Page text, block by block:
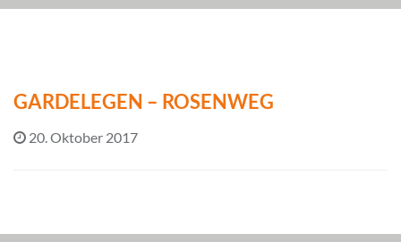
GARDELEGEN – ROSENWEG
20. Oktober 2017